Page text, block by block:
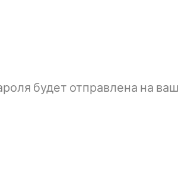
будет отправлена ​​на